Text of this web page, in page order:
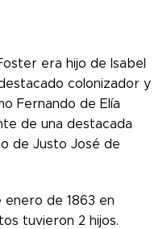
era hijo de Isabel
colonizador y
Fernando de Elía
de una destacada
de Justo José de
de 1863 en
tuvieron 2 hijos.